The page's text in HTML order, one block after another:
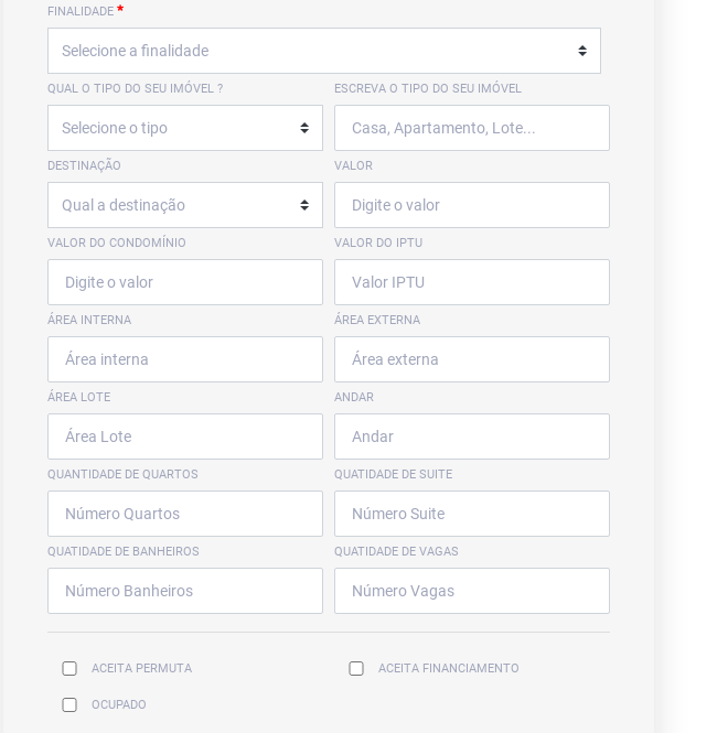
FINALIDADE *
QUAL O TIPO DO SEU IMÓVEL ? ESCREVA O TIPO DO SEU IMÓVEL
DESTINAÇÃO VALOR
VALOR DO CONDOMÍNIO VALOR DO IPTU
ÁREA INTERNA ÁREA EXTERNA
ÁREA LOTE ANDAR
QUANTIDADE DE QUARTOS QUATIDADE DE SUITE
QUATIDADE DE BANHEIROS QUATIDADE DE VAGAS
ACEITA PERMUTA ACEITA FINANCIAMENTO
OCUPADO